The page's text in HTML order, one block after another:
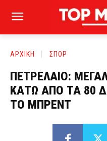
ΑΡΧΙΚΗ ΣΠΟΡ
ΠΕΤΡΕΛΑΙΟ:
ΚΑΤΩ ΑΠΟ ΤΑ 80
ΤΟ ΜΠΡΕΝΤ